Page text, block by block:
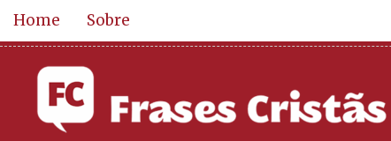
Home Sobre